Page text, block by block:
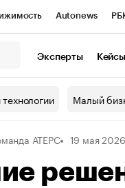
Autonews
Эксперты Кейсы
технологии Малый
АТЕРС 19 мая 2026